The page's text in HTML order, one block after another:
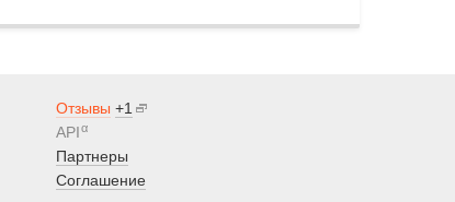
Отзывы +1
APIα
Партнеры
Соглашение